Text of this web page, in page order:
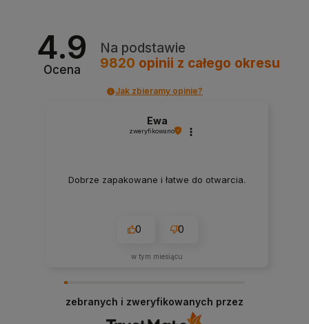
4.9
Ocena
Na podstawie
9820 opinii z całego okresu
Jak zbieramy opinie?
Ewa
zweryfikowano
Dobrze zapakowane i łatwe do otwarcia.
0 0
w tym miesiącu
zebranych i zweryfikowanych przez